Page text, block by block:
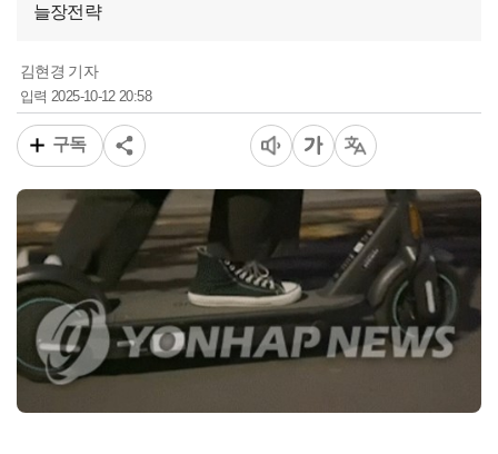
늘장전략
김현경 기자
입력 2025-10-12 20:58
구독